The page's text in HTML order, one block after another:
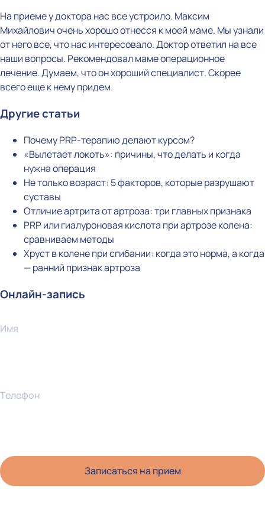
На приеме у доктора нас все устроило. Максим
Михайлович очень хорошо отнесся к моей маме. Мы узнали
от него все, что нас интересовало. Доктор ответил на все
наши вопросы. Рекомендовал маме операционное
лечение. Думаем, что он хороший специалист. Скорее
всего еще к нему придем.
Другие статьи
Почему PRP-терапию делают курсом?
«Вылетает локоть»: причины, что делать и когда
нужна операция
Не только возраст: 5 факторов, которые разрушают
суставы
Отличие артрита от артроза: три главных признака
PRP или гиалуроновая кислота при артрозе колена:
сравниваем методы
Хруст в колене при сгибании: когда это норма, а когда
— ранний признак артроза
Онлайн-запись
Имя
Телефон